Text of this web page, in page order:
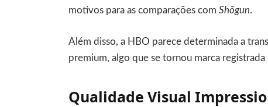
motivos para as comparações comShōgun.
Além disso, a HBO parece determinada a
premium, algo que se tornou marca
Qualidade Visual